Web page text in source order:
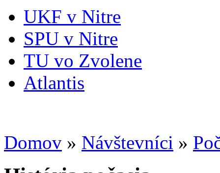
UKF v Nitre
SPU v Nitre
TU vo Zvolene
Atlantis
Domov » Návštevníci »